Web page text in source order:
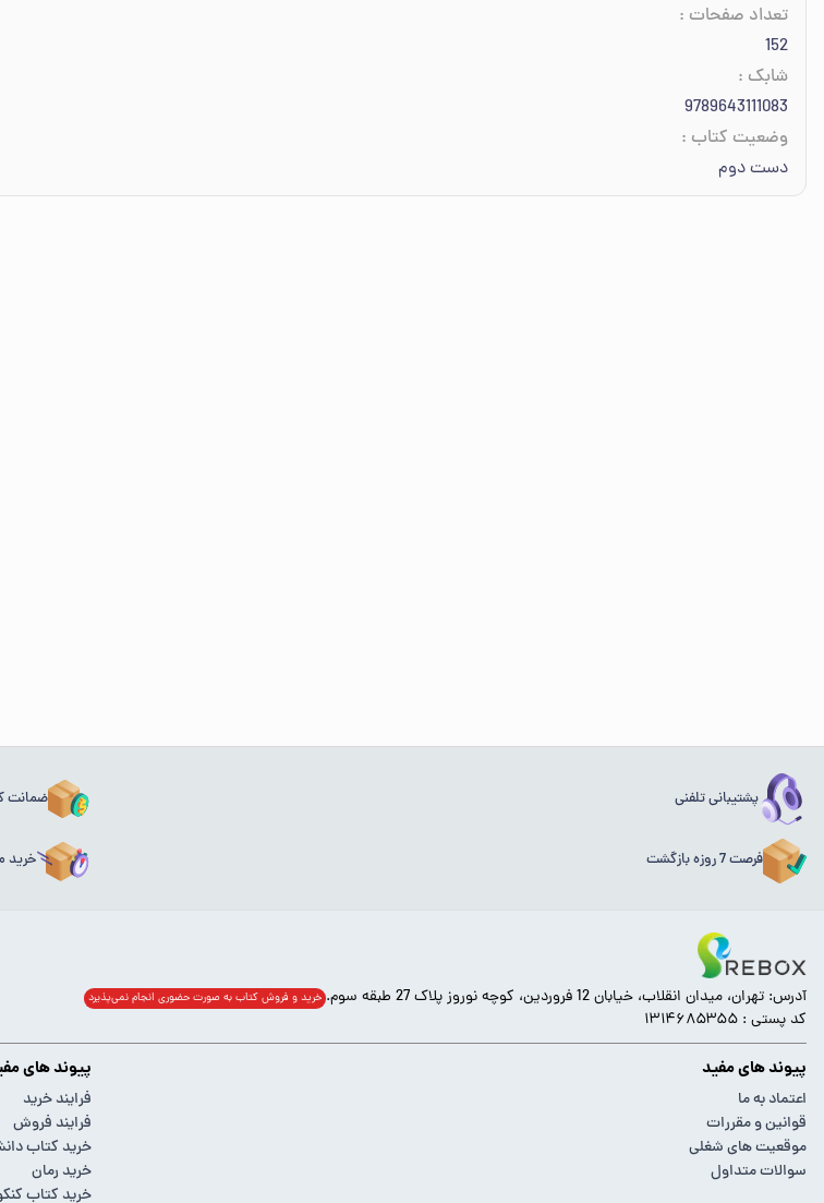
تعداد صفحات :
152
شابک :
9789643111083
وضعیت کتاب :
دست دوم
پشتیبانی تلفنی ضمانت
فرصت 7 روزه بازگشت خرید
آدرس: تهران، میدان انقلاب، خیابان 12 فروردین، کوچه نوروز پلاک 27 طبقه سوم. خرید و فروش کتاب به صورت حضوری انجام‌ نمی‌پذیرد
کد پستی : ۱۳۱۴۶۸۵۳۵۵
پیوند های مفید
اعتماد به ما
قوانین و مقررات
موقعیت های شغلی
سوالات متداول
پیوند های
فرایند خرید
فرایند فروش
خرید کتاب
خرید رمان
خرید کتاب